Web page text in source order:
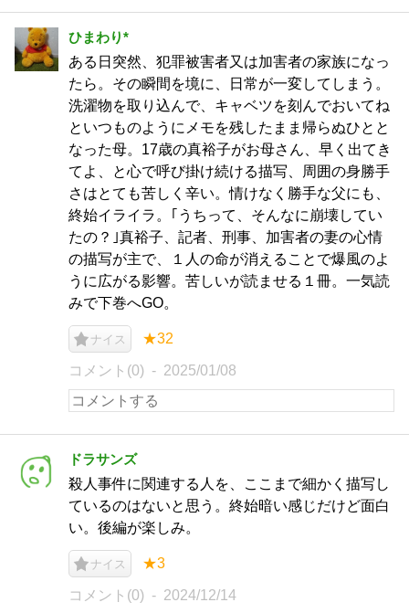
ひまわり*
ある日突然、犯罪被害者又は加害者の家族になっ
たら。その瞬間を境に、日常が一変してしまう。
洗濯物を取り込んで、キャベツを刻んでおいてね
といつものようにメモを残したまま帰らぬひとと
なった母。17歳の真裕子がお母さん、早く出てき
てよ、と心で呼び掛け続ける描写、周囲の身勝手
さはとても苦しく辛い。情けなく勝手な父にも、
終始イライラ。｢うちって、そんなに崩壊してい
たの？｣真裕子、記者、刑事、加害者の妻の心情
の描写が主で、１人の命が消えることで爆風のよ
うに広がる影響。苦しいが読ませる１冊。一気読
みで下巻へGO。
ナイス ★32
コメント(0) 2025/01/08
ドラサンズ
殺人事件に関連する人を、ここまで細かく描写し
ているのはないと思う。終始暗い感じだけど面白
い。後編が楽しみ。
ナイス ★3
コメント(0) 2024/12/14